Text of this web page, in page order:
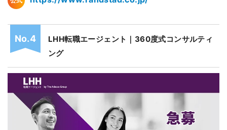
LHH転職エージェント｜360度式コンサルティ
ング